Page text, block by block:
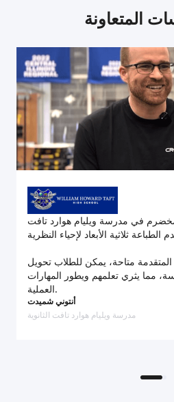
المتعاونة
في مدرسة ويليام هوارد تافت
ثلاثية الأبعاد لإحياء النظرية.
متاحة، يمكن للطلاب تحويل
مما يثري تعلمهم ويطور المهارات
العملية.
أنتوني شميدت
مدرسة ويليام هوارد تافت الثانوية